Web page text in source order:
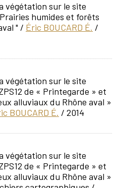
végétation sur le site
humides et forêts
" / Éric BOUCARD É. /
végétation sur le site
de « Printegarde » et
alluviaux du Rhône aval »
BOUCARD É. / 2014
végétation sur le site
de « Printegarde » et
alluviaux du Rhône aval »